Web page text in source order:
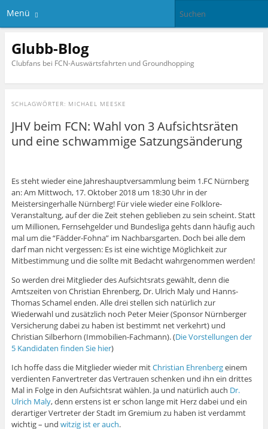
Menü
Glubb-Blog
Clubfans bei FCN-Auswärtsfahrten und Groundhopping
SCHLAGWÖRTER: MICHAEL MEESKE
JHV beim FCN: Wahl von 3 Aufsichtsräten
und eine schwammige Satzungsänderung
Es steht wieder eine Jahreshauptversammlung beim 1.FC Nürnberg
an: Am Mittwoch, 17. Oktober 2018 um 18:30 Uhr in der
Meistersingerhalle Nürnberg! Für viele wieder eine Folklore-
Veranstaltung, auf der die Zeit stehen geblieben zu sein scheint. Statt
um Millionen, Fernsehgelder und Bundesliga gehts dann häufig auch
mal um die “Fädder-Fohna” im Nachbarsgarten. Doch bei alle dem
darf man nicht vergessen: Es ist eine wichtige Möglichkeit zur
Mitbestimmung und die sollte mit Bedacht wahrgenommen werden!
So werden drei Mitglieder des Aufsichtsrats gewählt, denn die
Amtszeiten von Christian Ehrenberg, Dr. Ulrich Maly und Hanns-
Thomas Schamel enden. Alle drei stellen sich natürlich zur
Wiederwahl und zusätzlich noch Peter Meier (Sponsor Nürnberger
Versicherung dabei zu haben ist bestimmt net verkehrt) und
Christian Silberhorn (Immobilien-Fachmann). (Die Vorstellungen der
5 Kandidaten finden Sie hier)
Ich hoffe dass die Mitglieder wieder mitChristian Ehrenbergeinem
verdienten Fanvertreter das Vertrauen schenken und ihn ein drittes
Mal in Folge in den Aufsichtsrat wählen. Ja und natürlich auch Dr.
Ulrich Maly, denn erstens ist er schon lange mit Herz dabei und ein
derartiger Vertreter der Stadt im Gremium zu haben ist verdammt
wichtig – und witzig ist er auch.